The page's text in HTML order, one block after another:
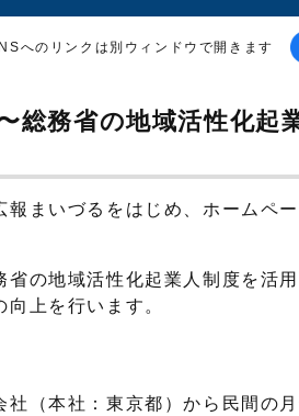
へのリンクは別ウィンドウで開きます
総務省の地域活性化起
まいづるをはじめ、ホームペ
の地域活性化起業人制度を活
上を行います。
（本社：東京都）から民間の